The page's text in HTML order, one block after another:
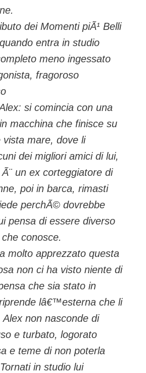
dei Momenti piÃ¹ Belli
entra in studio
meno ingessato
fragoroso
si comincia con una
macchina che finisce su
vista mare, dove li
dei migliori amici di lui,
un ex corteggiatore di
poi in barca, rimasti
perchÃ© dovrebbe
pensa di essere diverso
conosce.
molto apprezzato questa
non ci ha visto niente di
che sia stato in
lâ€™esterna che li
non nasconde di
e turbato, logorato
e teme di non poterla
in studio lui